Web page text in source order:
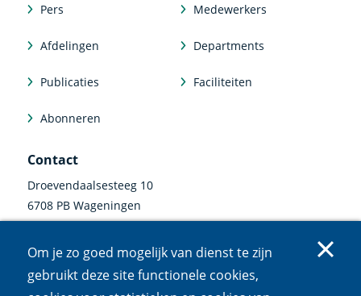
Om je zo goed mogelijk van dienst te zijn
gebruikt deze site functionele cookies,
Pers Medewerkers
Afdelingen Departments
Publicaties Faciliteiten
Abonneren
Contact
Droevendaalsesteeg 10
6708 PB Wageningen
communicatie@nioo.knaw.nl